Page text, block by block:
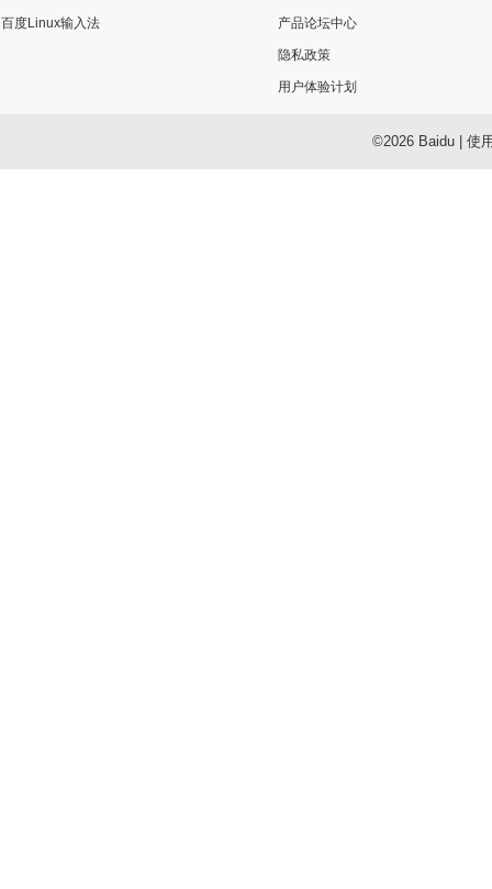
百度Linux输入法 产品论坛中心
隐私政策
用户体验计划
©2026 Baidu| 使